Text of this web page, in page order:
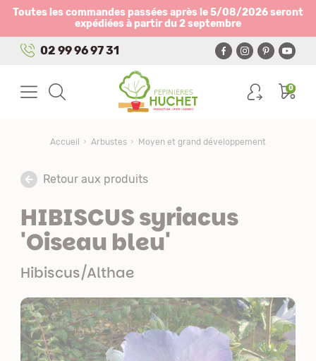
Toutes les commandes passées après le 5/08/2026 seront
expédiées à partir du 2 septembre
02 99 96 97 31
0
Accueil Arbustes Moyen et grand développement
Retour aux produits
HIBISCUS syriacus
'Oiseau bleu'
Hibiscus/Althae
Panneau de gestion des cookies